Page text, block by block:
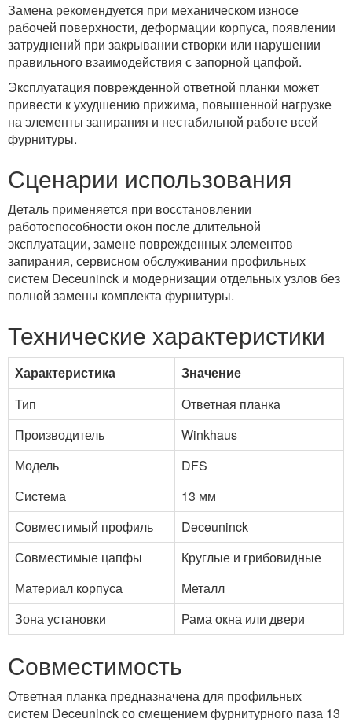
Замена рекомендуется при механическом износе
рабочей поверхности, деформации корпуса, появлении
затруднений при закрывании створки или нарушении
правильного взаимодействия с запорной цапфой.
Эксплуатация поврежденной ответной планки может
привести к ухудшению прижима, повышенной нагрузке
на элементы запирания и нестабильной работе всей
фурнитуры.
Сценарии использования
Деталь применяется при восстановлении
работоспособности окон после длительной
эксплуатации, замене поврежденных элементов
запирания, сервисном обслуживании профильных
систем Deceuninck и модернизации отдельных узлов без
полной замены комплекта фурнитуры.
Технические характеристики
Характеристика
Значение
Тип
Ответная планка
Производитель
Winkhaus
Модель
DFS
Система
13 мм
Совместимый профиль
Deceuninck
Совместимые цапфы
Круглые и грибовидные
Материал корпуса
Металл
Зона установки
Рама окна или двери
Совместимость
Ответная планка предназначена для профильных
систем Deceuninck со смещением фурнитурного паза 13